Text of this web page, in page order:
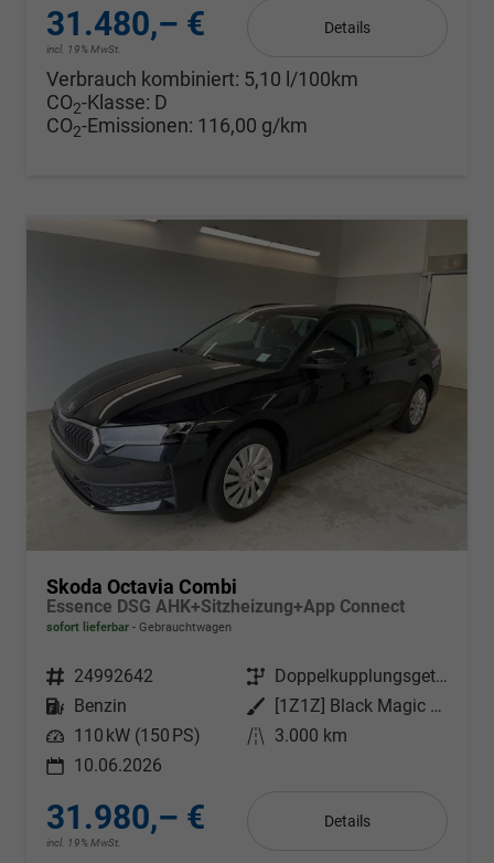
31.480,– €
incl. 19% MwSt.
Details
Verbrauch kombiniert: 5,10 l/100km
CO2-Klasse: D
CO2-Emissionen: 116,00 g/km
Skoda Octavia Combi
Essence DSG AHK+Sitzheizung+App Connect
sofort lieferbar Gebrauchtwagen
Fahrzeugnr. 24992642 Getriebe
Doppelkupplungsgetriebe (DSG)
Kraftstoff
Benzin Außenfarbe
[1Z1Z] Black Magic Metallic
Leistung 110 kW (150 PS) Kilometerstand 3.000 km
10.06.2026
31.980,– €
incl. 19% MwSt.
Details